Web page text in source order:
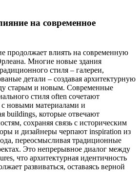
на современное
продолжает влиять на современную
Многие новые здания
стиля – галереи,
детали – создавая архитектурную
старым и новым. Современные
стиля often сочетают
новыми материалами и
buildings, которые отвечают
сохраняя связь с историческим
и дизайнеры черпают inspiration из
переосмысливая традиционные
Это непрерывное диалог между
что архитектурная идентичность
развиваться, оставаясь верной